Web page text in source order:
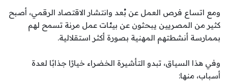
ومع اتساع فرص العمل عن بُعد وانتشار الاقتصاد الرقمي، أصبح
كثير من المصريين يبحثون عن بيئات عمل مرنة تسمح لهم
بممارسة أنشطتهم المهنية بصورة أكثر استقلالية.
وفي هذا السياق، تبدو التأشيرة الخضراء خيارًا جذابًا لعدة
أسباب، منها: